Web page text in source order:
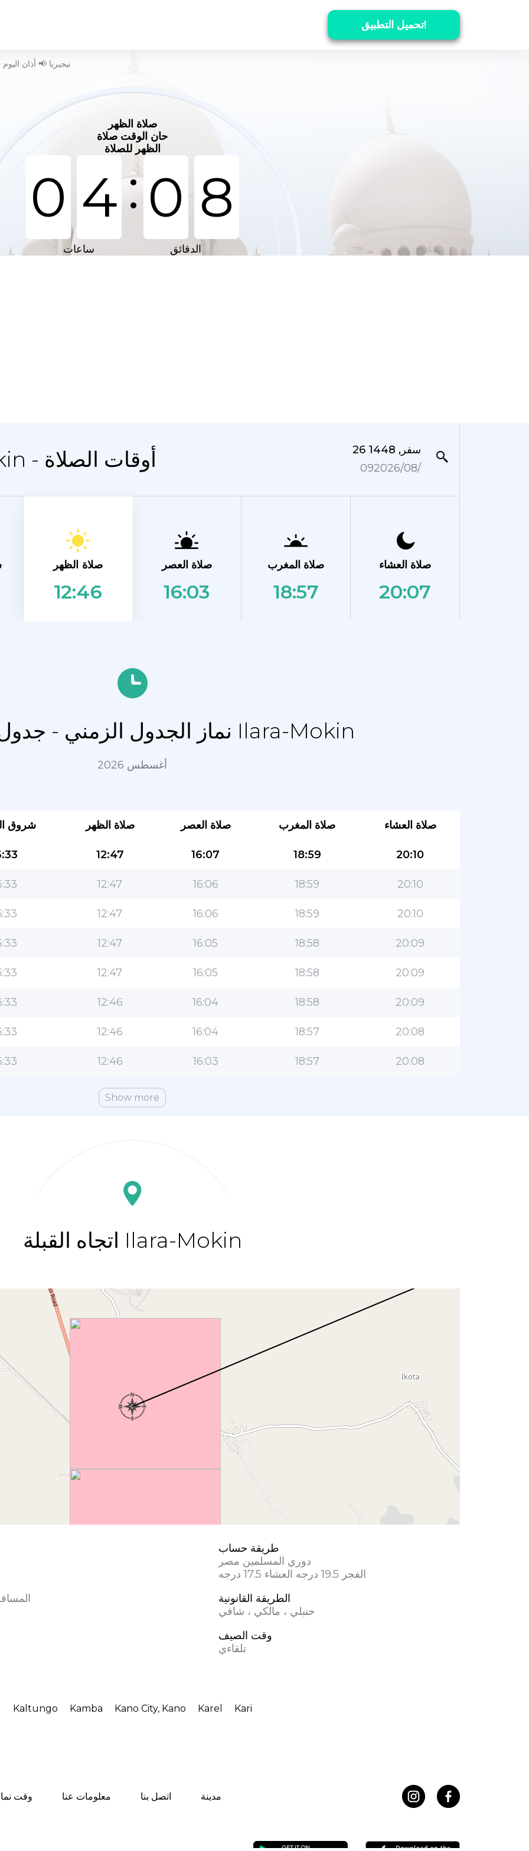
تحميل التطبيق!
وقت الصلاة في Ilara-Mokin - نيجيريا 📢 أذان اليوم
صلاة الظهر
حان الوقت صلاة
الظهر للصلاة
0 4:0 8
ساعات الدقائق
المدينة Ilara-Mokin - أوقات الصلاة
26 سفر, 1448
09‏/08‏/2026
صلاة الظهر
12:46
صلاة العصر
16:03
صلاة المغرب
18:57
صلاة العشاء
20:07
نماز الجدول الزمني - جدول التقويم ل Ilara-Mokin
أغسطس 2026
شروق صلاة الظهر صلاة العصر صلاة المغرب صلاة العشاء
12:47 16:07 18:59 20:10
12:47 16:06 18:59 20:10
12:47 16:06 18:59 20:10
12:47 16:05 18:58 20:09
12:47 16:05 18:58 20:09
12:46 16:04 18:58 20:09
12:46 16:04 18:57 20:08
12:46 16:03 18:57 20:08
Show more
اتجاه القبلة Ilara-Mokin
طريقة حساب
دوري المسلمين مصر
الفجر 19.5 درجه العشاء 17.5 درجه
الطريقة القانونية
حنبلي ، مالكي ، شافي
وقت الصيف
تلقاءي
Kaltungo Kamba Kano City, Kano Karel Kari
وقت معلومات عنا اتصل بنا مدينة
التطبيق الأكثر شعبية للمسلمين!
التطبيق الإسلامي الشهير لنمط الحياة ، مع ميزات سهلة